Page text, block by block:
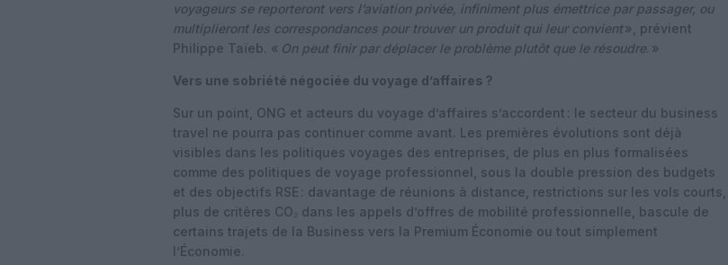
voyageurs se reporteront vers l’aviation privée, infiniment plus émettrice par passager, ou
multiplieront les correspondances pour trouver un produit qui leur convient», prévient
Philippe Taïeb. « On peut finir par déplacer le problème plutôt que le résoudre. »
Vers une sobriété négociée du voyage d’affaires ?
Sur un point, ONG et acteurs du voyage d’affaires s’accordent : le secteur du business
travel ne pourra pas continuer comme avant. Les premières évolutions sont déjà
visibles dans les politiques voyages des entreprises, de plus en plus formalisées
comme des politiques de voyage professionnel, sous la double pression des budgets
et des objectifs RSE : davantage de réunions à distance, restrictions sur les vols courts,
plus de critères CO₂ dans les appels d’offres de mobilité professionnelle, bascule de
certains trajets de la Business vers la Premium Économie ou tout simplement
l’Économie.